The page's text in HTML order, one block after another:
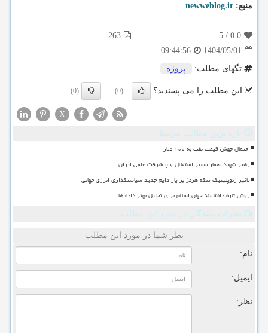
منبع: newweblog.ir
0.0
/
5
263
1404/05/01
09:44:56
تگهای مطلب:
پروژه
این مطلب را می پسندید؟ (0)
(0)
X
تازه ترین مطالب مرتبط
احتمال جهش قیمت نفت به ۱۰۰ دلار
رهبر شهید معمار مسیر استقلال و پیشرفت علمی ایران
تاثیر ژئوپلیتیک تنگه هرمز بر پارادایم جدید سیاستگذاری انرژی جهانی
روش تازه دانشمند جهان اسلام برای تحلیل بهتر داده ها
نظرات بینندگان در مورد این مطلب
نظر شما در مورد این مطلب
نام:
ایمیل:
نظر: